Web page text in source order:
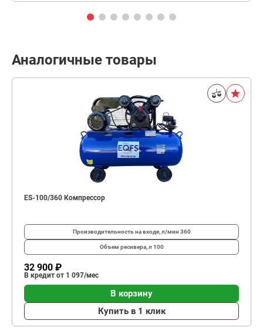
Аналогичные товары
ES-100/360 Компрессор
Производительность на входе, л/мин 360
Объем ресивера, л 100
32 900 ₽
В кредит от 1 097/мес
В корзину
Купить в 1 клик